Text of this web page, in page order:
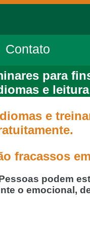
Contato
para
e
e
fracassos
podem
o emocional,